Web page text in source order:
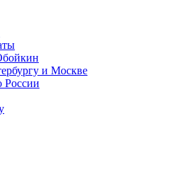
и Москве
России